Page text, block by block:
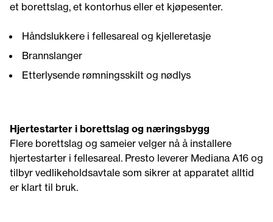
et borettslag, et kontorhus eller et kjøpesenter.
Håndslukkere i fellesareal og kjelleretasje
Brannslanger
Etterlysende rømningsskilt og nødlys
Hjertestarter i borettslag og næringsbygg
Flere borettslag og sameier velger nå å installere
hjertestarter i fellesareal. Presto leverer Mediana A16 og
tilbyr vedlikeholdsavtale som sikrer at apparatet alltid
er klart til bruk.